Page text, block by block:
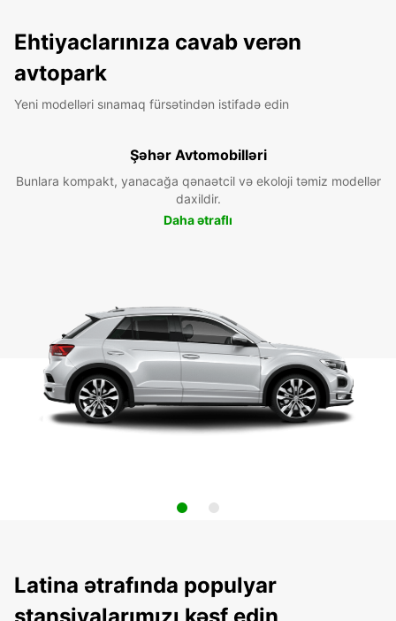
Ehtiyaclarınıza cavab verən
avtopark
Yeni modelləri sınamaq fürsətindən istifadə edin
Şəhər Avtomobilləri
Bunlara kompakt, yanacağa qənaətcil və ekoloji təmiz modellər
daxildir.
Daha ətraflı
Latina ətrafında populyar